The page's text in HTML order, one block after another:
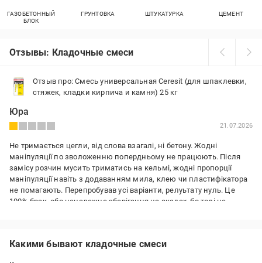
ГАЗОБЕТОННЫЙ
БЛОК
ГРУНТОВКА ШТУКАТУРКА ЦЕМЕНТ
Отзывы: Кладочные смеси
Отзыв про: Смесь универсальная Ceresit (для шпаклевки,
стяжек, кладки кирпича и камня) 25 кг
Юра
21.07.2026
Не тримається цегли, від слова взагалі, ні бетону. Жодні
маніпуляції по зволоженню попердньому не працюють. Після
замісу розчин мусить триматись на кельмі, жодні пропорції
маніпуляції навіть з додаванням мила, клею чи пластифікатора
не помагають. Перепробував усі варіанти, релуьтату нуль. Це
100% брак, або неналежне зберігання на скадах, бо тоді не
Преимущества:
Какими бывают кладочные смеси